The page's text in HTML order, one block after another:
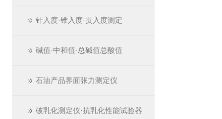
针入度·锥入度·贯入度测定
碱值·中和值·总碱值总酸值
石油产品界面张力测定仪
破乳化测定仪·抗乳化性能试验器